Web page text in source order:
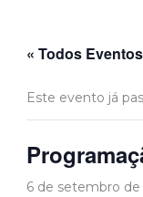
« Todos Eventos
Este evento já
6 de setembro de